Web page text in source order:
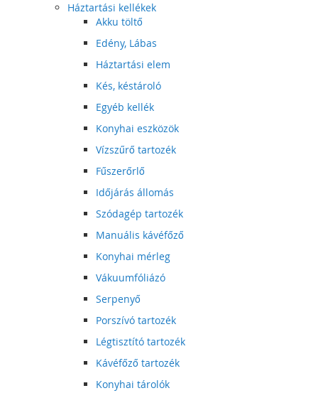
Háztartási kellékek
Akku töltő
Edény, Lábas
Háztartási elem
Kés, késtároló
Egyéb kellék
Konyhai eszközök
Vízszűrő tartozék
Fűszerőrlő
Időjárás állomás
Szódagép tartozék
Manuális kávéfőző
Konyhai mérleg
Vákuumfóliázó
Serpenyő
Porszívó tartozék
Légtisztító tartozék
Kávéfőző tartozék
Konyhai tárolók